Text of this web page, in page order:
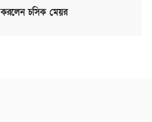
করলেন চসিক মেয়র